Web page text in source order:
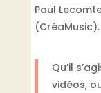
Paul
(CréaMusic).
Qu’il
vidéos,